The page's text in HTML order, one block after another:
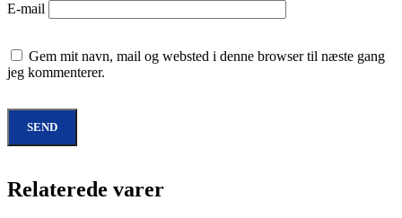
E-mail
Gem mit navn, mail og websted i denne browser til næste gang
jeg kommenterer.
Relaterede varer